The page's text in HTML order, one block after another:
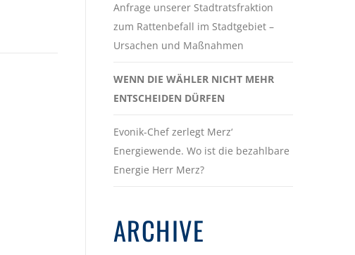
Anfrage unserer Stadtratsfraktion
zum Rattenbefall im Stadtgebiet –
Ursachen und Maßnahmen
WENN DIE WÄHLER NICHT MEHR
ENTSCHEIDEN DÜRFEN
Evonik-Chef zerlegt Merz‘
Energiewende. Wo ist die bezahlbare
Energie Herr Merz?
ARCHIVE